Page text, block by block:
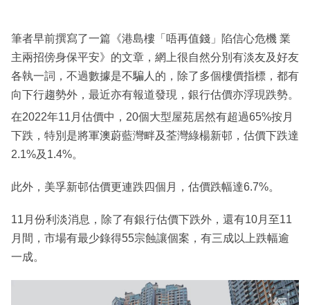
筆者早前撰寫了一篇《港島樓「唔再值錢」陷信心危機 業
主兩招傍身保平安》的文章，網上很自然分別有淡友及好友
各執一詞，不過數據是不騙人的，除了多個樓價指標，都有
向下行趨勢外，最近亦有報道發現，銀行估價亦浮現跌勢。
在2022年11月估價中，20個大型屋苑居然有超過65%按月
下跌，特別是將軍澳蔚藍灣畔及荃灣綠楊新邨，估價下跌達
2.1%及1.4%。
此外，美孚新邨估價更連跌四個月，估價跌幅達6.7%。
11月份利淡消息，除了有銀行估價下跌外，還有10月至11
月間，市場有最少錄得55宗蝕讓個案，有三成以上跌幅逾
一成。